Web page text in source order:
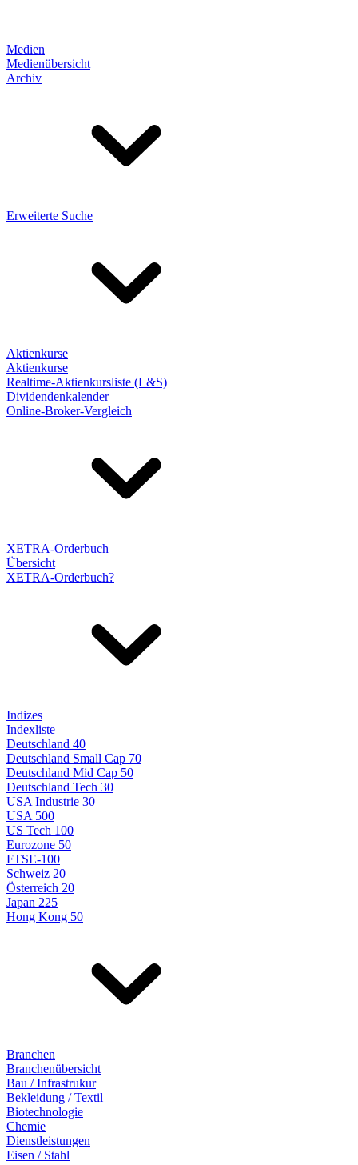
Medien
Medienübersicht
Archiv
Erweiterte Suche
Aktienkurse
Aktienkurse
Realtime-Aktienkursliste (L&S)
Dividendenkalender
Online-Broker-Vergleich
XETRA-Orderbuch
Übersicht
XETRA-Orderbuch?
Indizes
Indexliste
Deutschland 40
Deutschland Small Cap 70
Deutschland Mid Cap 50
Deutschland Tech 30
USA Industrie 30
USA 500
US Tech 100
Eurozone 50
FTSE-100
Schweiz 20
Österreich 20
Japan 225
Hong Kong 50
Branchen
Branchenübersicht
Bau / Infrastrukur
Bekleidung / Textil
Biotechnologie
Chemie
Dienstleistungen
Eisen / Stahl